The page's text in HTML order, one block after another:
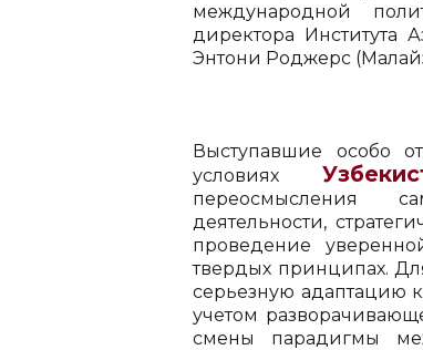
международной
директора Института
Энтони Роджерс
Выступавшие особо
условиях
переосмысления
деятельности,
проведение
твердых принципах.
серьезную адаптацию
учетом
смены парадигмы